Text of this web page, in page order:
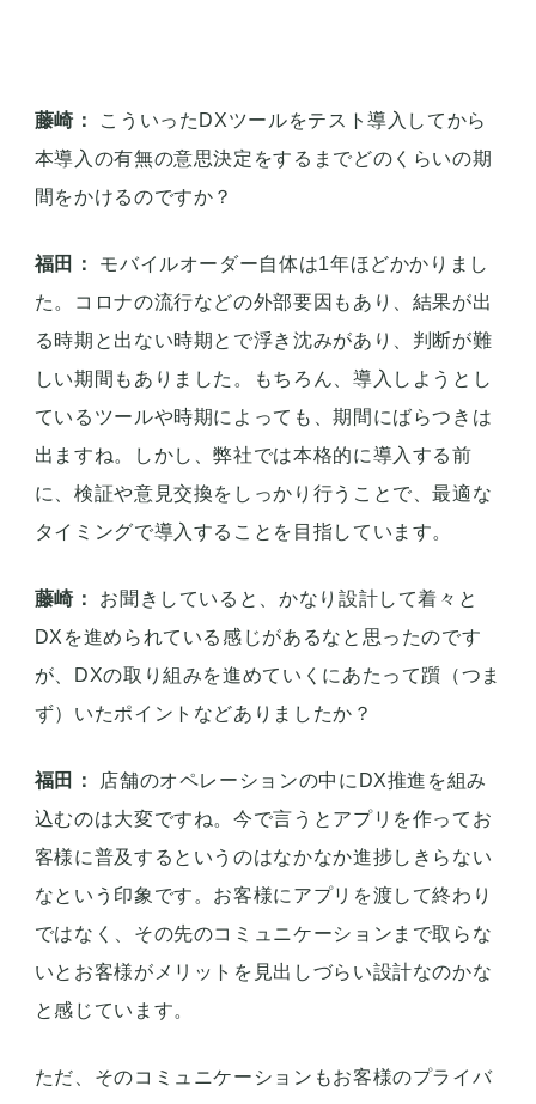
藤崎： こういったDXツールをテスト導入してから
本導入の有無の意思決定をするまでどのくらいの期
間をかけるのですか？
た。コロナの流行などの外部要因もあり、結果が出
る時期と出ない時期とで浮き沈みがあり、判断が難
しい期間もありました。もちろん、導入しようとし
ているツールや時期によっても、期間にばらつきは
出ますね。しかし、弊社では本格的に導入する前
に、検証や意見交換をしっかり行うことで、最適な
タイミングで導入することを目指しています。
藤崎：
お聞きしていると、かなり設計して着々と
DXを進められている感じがあるなと思ったのです
が、DXの取り組みを進めていくにあたって躓（つま
ず）いたポイントなどありましたか？
福田：
店舗のオペレーションの中にDX推進を組み